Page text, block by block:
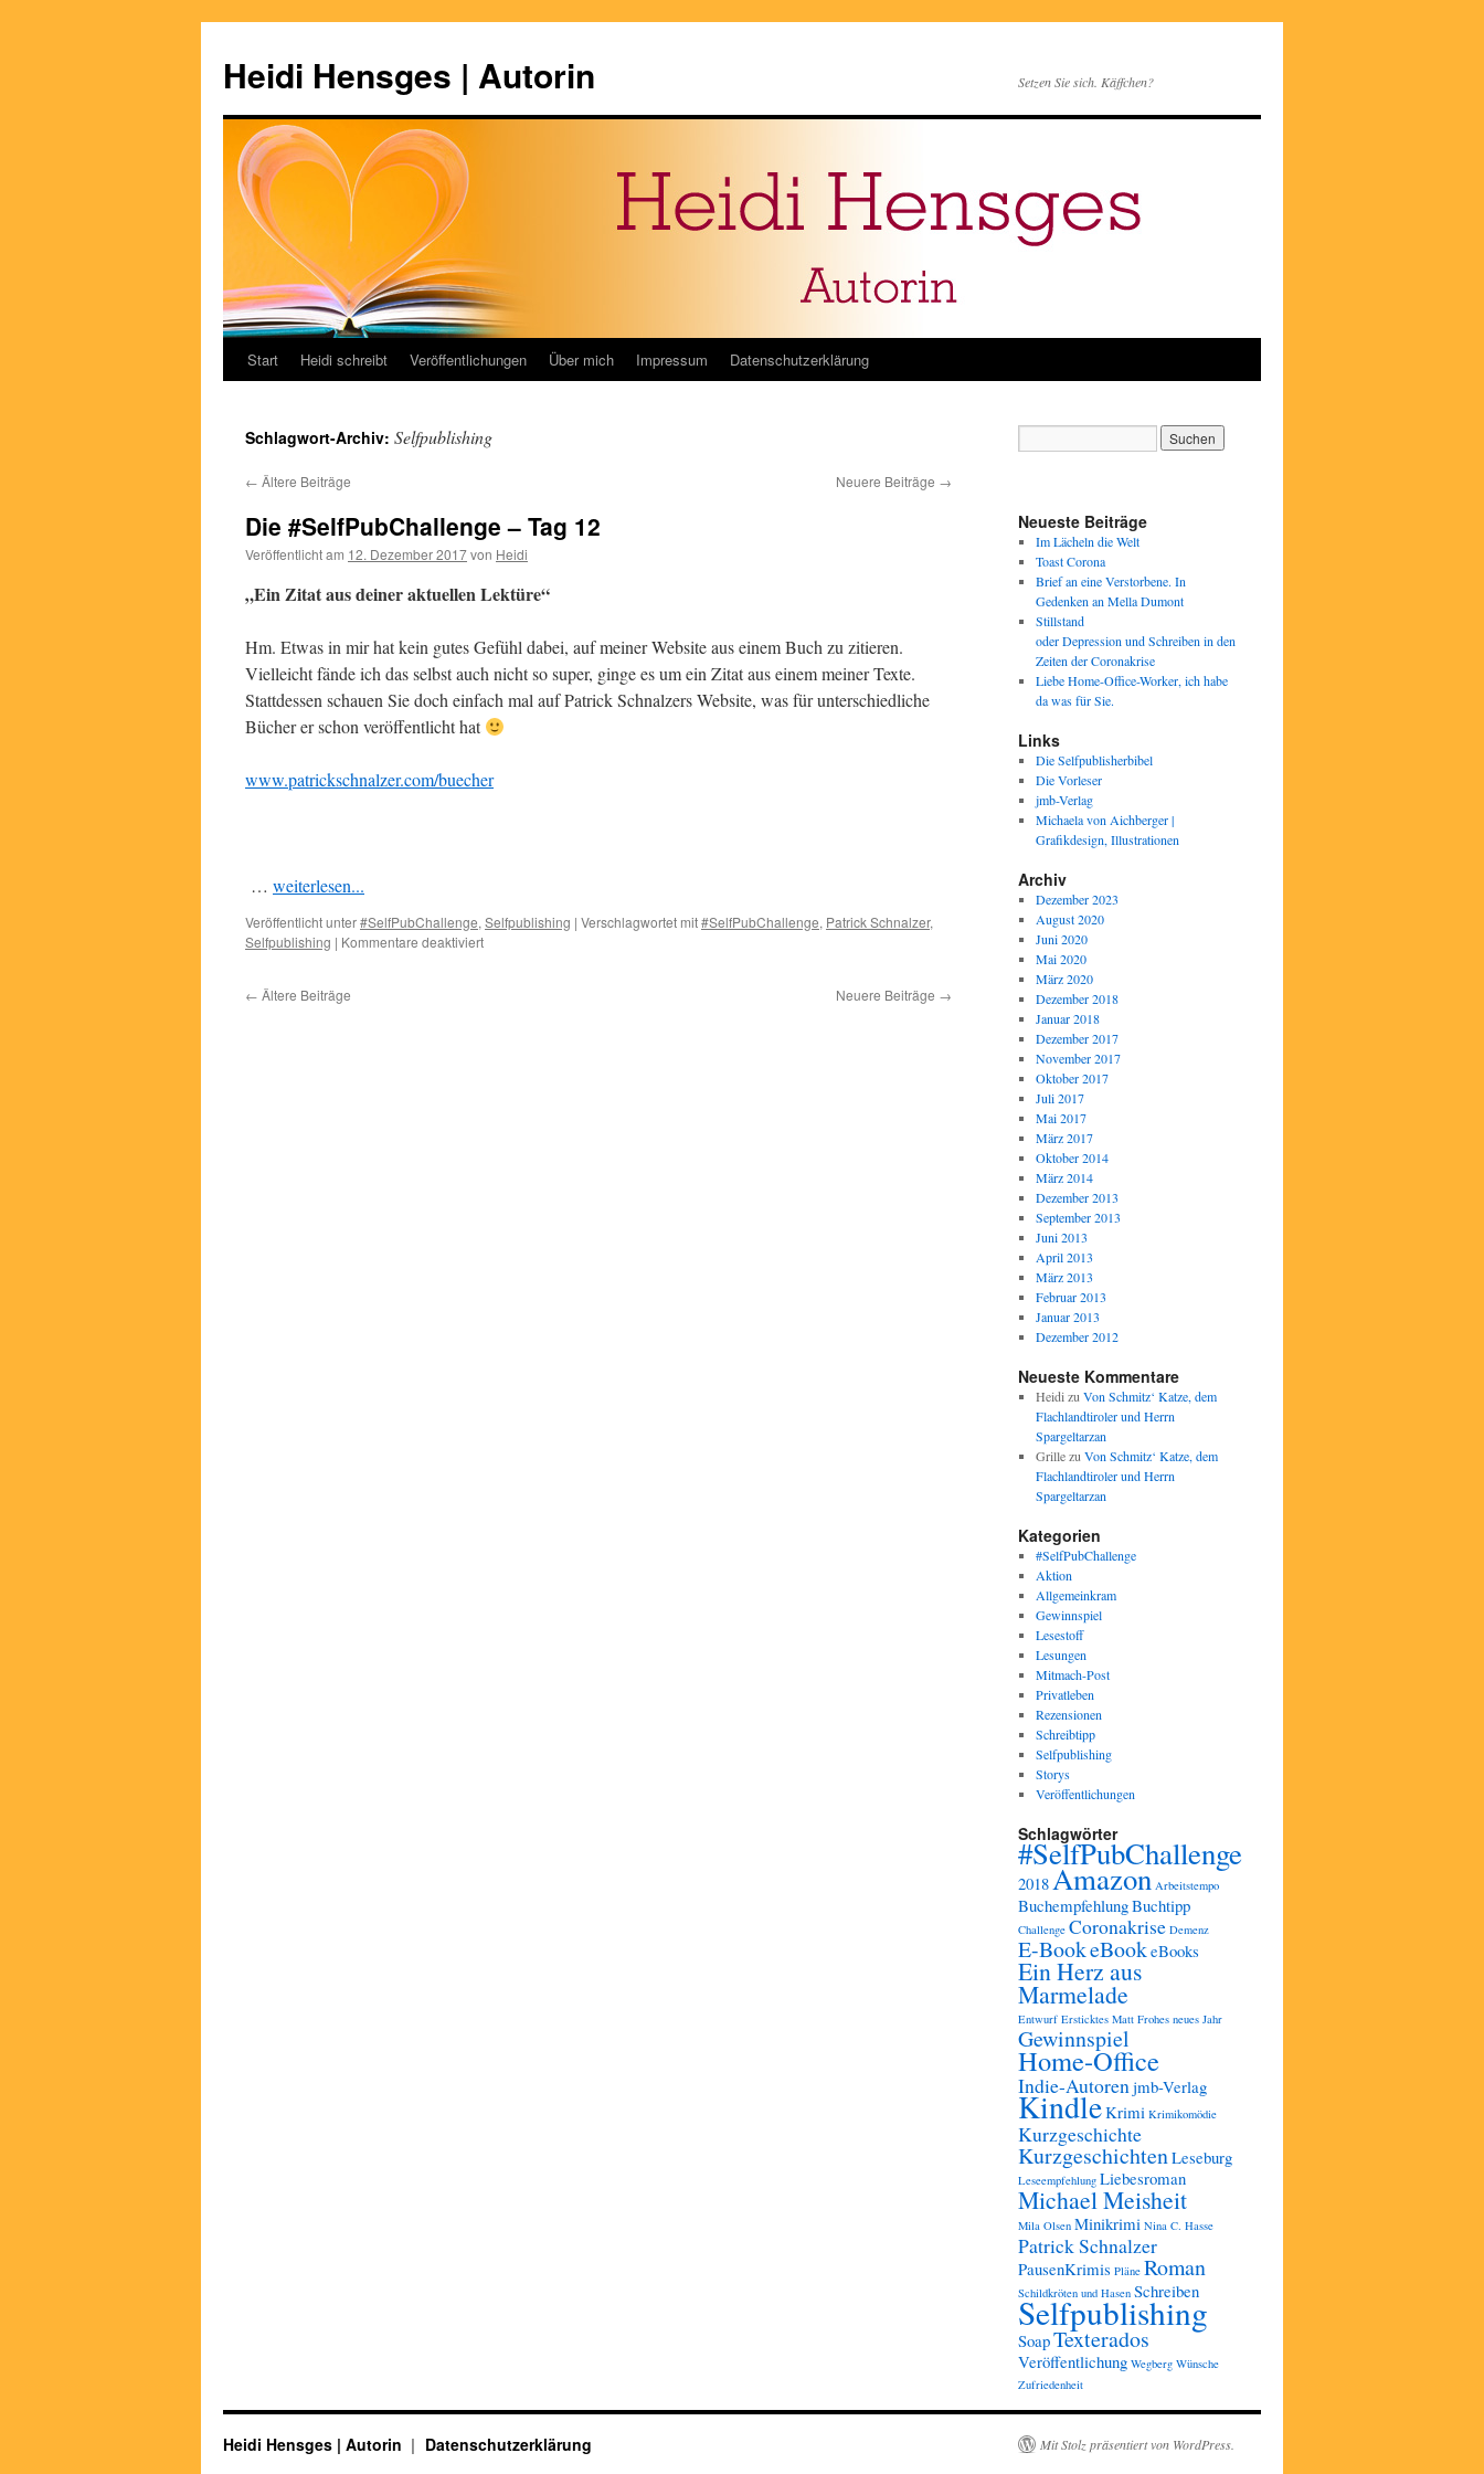
springen
Heidi Hensges | Autorin Setzen Sie sich. Käffchen?
Start Heidi schreibt Veröffentlichungen Über mich Impressum Datenschutzerklärung
Schlagwort-Archiv: Selfpublishing
← Ältere Beiträge Neuere Beiträge →
Die #SelfPubChallenge – Tag 12
Veröffentlicht am 12. Dezember 2017von Heidi
„Ein Zitat aus deiner aktuellen Lektüre“
Hm. Etwas in mir hat kein gutes Gefühl dabei, auf meiner Website aus einem Buch zu zitieren.
Vielleicht fände ich das selbst auch nicht so super, ginge es um ein Zitat aus einem meiner Texte.
Stattdessen schauen Sie doch einfach mal auf Patrick Schnalzers Website, was für unterschiedliche
Bücher er schon veröffentlicht hat
www.patrickschnalzer.com/buecher
… weiterlesen...
Veröffentlicht unter#SelfPubChallenge, Selfpublishing | Verschlagwortet mit#SelfPubChallenge, Patrick Schnalzer,
Selfpublishing | Kommentare deaktiviertfür
← Ältere Beiträge Neuere Beiträge →
Neueste Beiträge
Im Lächeln die Welt
Toast Corona
Brief an eine Verstorbene. In
Gedenken an Mella Dumont
Stillstand
oder Depression und Schreiben in den
Zeiten der Coronakrise
Liebe Home-Office-Worker, ich habe
da was für Sie.
Links
Die Selfpublisherbibel
Die Vorleser
jmb-Verlag
Michaela von Aichberger |
Grafikdesign, Illustrationen
Archiv
Dezember 2023
August 2020
Juni 2020
Mai 2020
März 2020
Dezember 2018
Januar 2018
Dezember 2017
November 2017
Oktober 2017
Juli 2017
Mai 2017
März 2017
Oktober 2014
März 2014
Dezember 2013
September 2013
Juni 2013
April 2013
März 2013
Februar 2013
Januar 2013
Dezember 2012
Neueste Kommentare
Heidi zu Von Schmitz‘ Katze, dem
Flachlandtiroler und Herrn
Spargeltarzan
Grillezu Von Schmitz‘ Katze, dem
Flachlandtiroler und Herrn
Spargeltarzan
Kategorien
#SelfPubChallenge
Aktion
Allgemeinkram
Gewinnspiel
Lesestoff
Lesungen
Mitmach-Post
Privatleben
Rezensionen
Schreibtipp
Selfpublishing
Storys
Veröffentlichungen
Schlagwörter
#SelfPubChallenge
2018Amazon Arbeitstempo
BuchempfehlungBuchtipp
Challenge Coronakrise Demenz
E-BookeBookeBooks
Ein Herz aus
Marmelade
Entwurf Ersticktes Matt Frohes neues Jahr
Gewinnspiel
Home-Office
Indie-Autorenjmb-Verlag
KindleKrimi Krimikomödie
Kurzgeschichte
KurzgeschichtenLeseburg
Leseempfehlung Liebesroman
Michael Meisheit
Mila Olsen Minikrimi Nina C. Hasse
Patrick Schnalzer
PausenKrimis Pläne Roman
Schildkröten und Hasen Schreiben
Selfpublishing
SoapTexterados
Veröffentlichung Wegberg Wünsche
Zufriedenheit
Heidi Hensges | Autorin Datenschutzerklärung Mit Stolz präsentiert von WordPress.